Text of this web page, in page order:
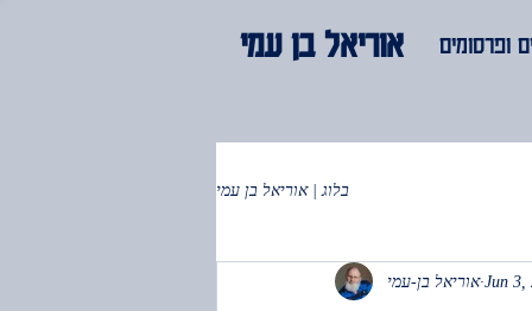
אוריאל בן עמי ופרסומים
בלוג | אוריאל בן עמי
אוריאל בן-עמי Jun 3,